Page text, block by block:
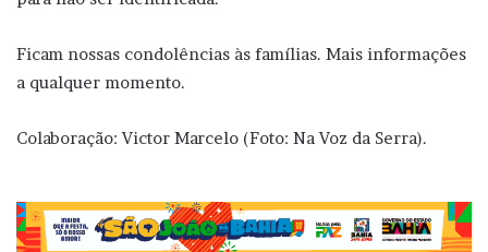
Ficam nossas condolências às famílias. Mais informações
a qualquer momento.
Colaboração: Victor Marcelo (Foto: Na Voz da Serra).